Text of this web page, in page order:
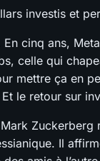
cinq ans,
celle qui
mettre ça en
le retour sur
Zuckerberg
Il